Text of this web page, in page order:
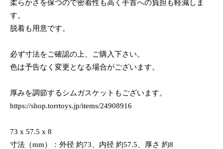
柔らかさを保つので密着性も高く手首への負担も軽減しま
す。
脱着も用意です。
必ず寸法をご確認の上、ご購入下さい。
色は予告なく変更となる場合がございます。
厚みを調節するシムガスケットもございます。
https://shop.torrtoys.jp/items/24908916
73 x 57.5 x 8
寸法（mm）：外径 約73、内径 約57.5、厚さ 約8